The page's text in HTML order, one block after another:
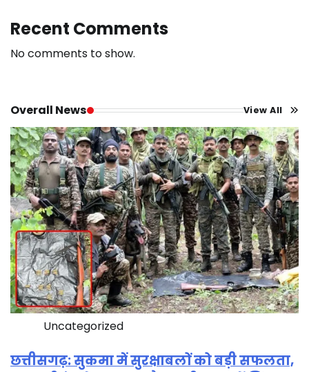
Recent Comments
No comments to show.
Overall News View All
Uncategorized
छत्तीसगढ़: सुकमा में सुरक्षाबलों को बड़ी सफलता,